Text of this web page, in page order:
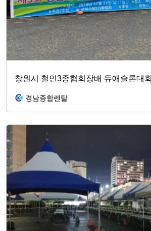
창원시 철인3종협회장배 듀애슬론대회
경남종합렌탈